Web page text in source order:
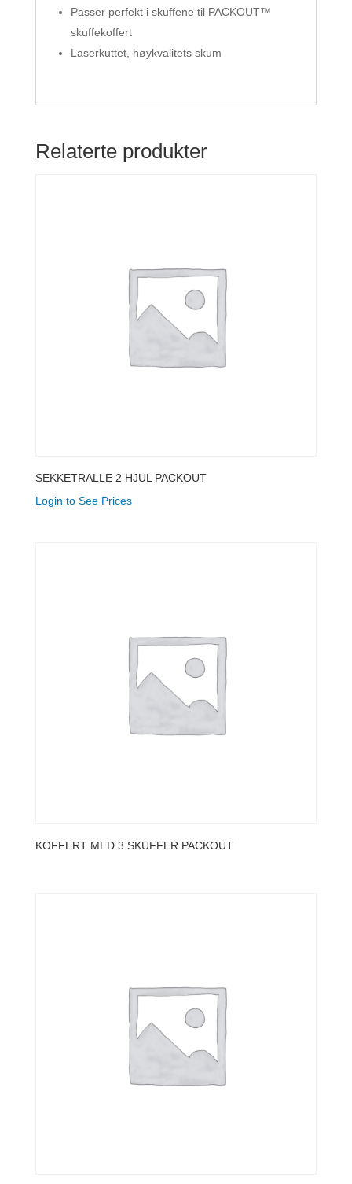
Passer perfekt i skuffene til PACKOUT™
skuffekoffert
Laserkuttet, høykvalitets skum
Relaterte produkter
SEKKETRALLE 2 HJUL PACKOUT
Login to See Prices
KOFFERT MED 3 SKUFFER PACKOUT